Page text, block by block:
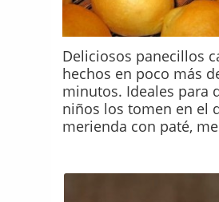
Deliciosos panecillos
hechos en poco más
minutos. Ideales para
niños los tomen en el
merienda con paté,